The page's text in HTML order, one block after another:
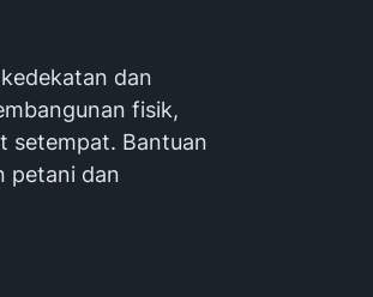
dan
fisik,
setempat. Bantuan
petani dan